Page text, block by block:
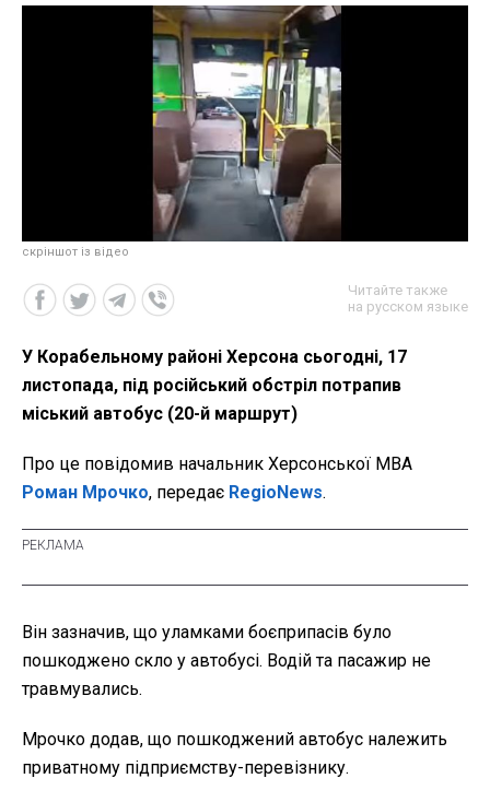
скріншот із відео
Читайте также
на русском языке
У Корабельному районі Херсона сьогодні, 17
листопада, під російський обстріл потрапив
міський автобус (20-й маршрут)
Про це повідомив начальник Херсонської МВА
Роман Мрочко, передає RegioNews.
Він зазначив, що уламками боєприпасів було
пошкоджено скло у автобусі. Водій та пасажир не
травмувались.
Мрочко додав, що пошкоджений автобус належить
приватному підприємству-перевізнику.